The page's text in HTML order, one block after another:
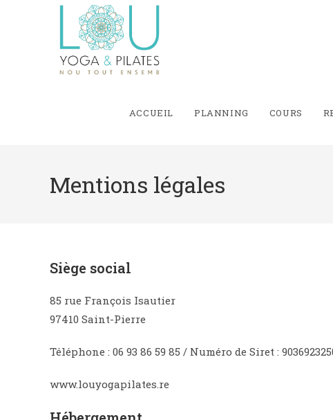
ACCUEIL PLANNING COURS
Mentions légales
Siège social
85 rue François Isautier
97410 Saint-Pierre
Téléphone : 06 93 86 59 85 / Numéro de Siret :
www.louyogapilates.re